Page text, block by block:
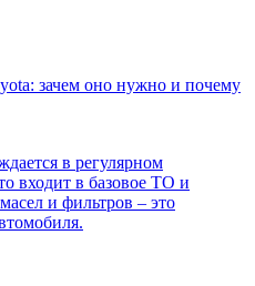
зачем оно нужно и почему
в регулярном
входит в базовое ТО и
и фильтров – это